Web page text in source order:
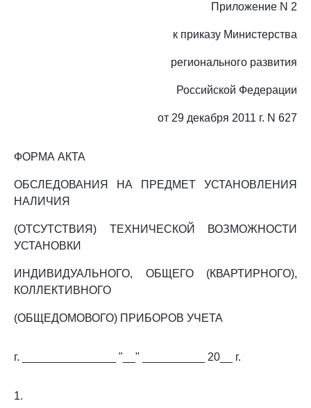
Приложение N 2
к приказу Министерства
регионального развития
Российской Федерации
от 29 декабря 2011 г. N 627
ФОРМА АКТА
ОБСЛЕДОВАНИЯ НА ПРЕДМЕТ УСТАНОВЛЕНИЯ
НАЛИЧИЯ
(ОТСУТСТВИЯ) ТЕХНИЧЕСКОЙ ВОЗМОЖНОСТИ
УСТАНОВКИ
ИНДИВИДУАЛЬНОГО, ОБЩЕГО (КВАРТИРНОГО),
КОЛЛЕКТИВНОГО
(ОБЩЕДОМОВОГО) ПРИБОРОВ УЧЕТА
г. _______________ "__" __________ 20__ г.
1.